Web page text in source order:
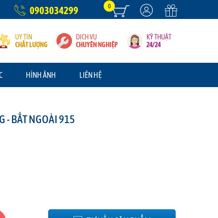
0903034299 0
UY TÍN
CHẤT LƯỢNG
DỊCH VỤ
CHUYÊN NGHIỆP
KỶ THUẬT
24/24
HÌNH ẢNH LIÊN HỆ
- BẮT NGOÀI 915